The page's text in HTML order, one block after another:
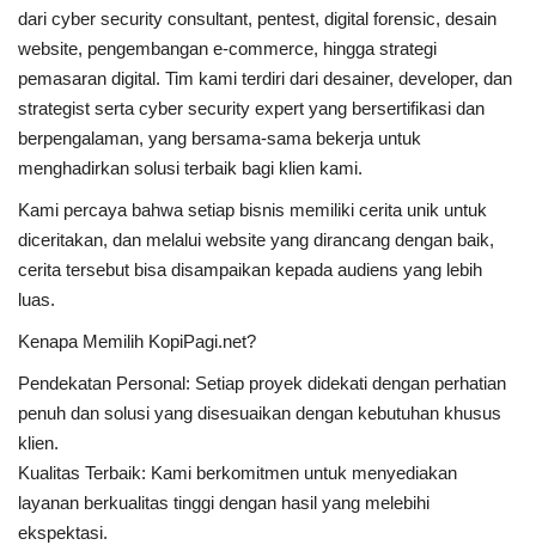
dari cyber security consultant, pentest, digital forensic, desain
website, pengembangan e-commerce, hingga strategi
pemasaran digital. Tim kami terdiri dari desainer, developer, dan
strategist serta cyber security expert yang bersertifikasi dan
berpengalaman, yang bersama-sama bekerja untuk
menghadirkan solusi terbaik bagi klien kami.
Kami percaya bahwa setiap bisnis memiliki cerita unik untuk
diceritakan, dan melalui website yang dirancang dengan baik,
cerita tersebut bisa disampaikan kepada audiens yang lebih
luas.
Kenapa Memilih KopiPagi.net?
Pendekatan Personal: Setiap proyek didekati dengan perhatian
penuh dan solusi yang disesuaikan dengan kebutuhan khusus
klien.
Kualitas Terbaik: Kami berkomitmen untuk menyediakan
layanan berkualitas tinggi dengan hasil yang melebihi
ekspektasi.